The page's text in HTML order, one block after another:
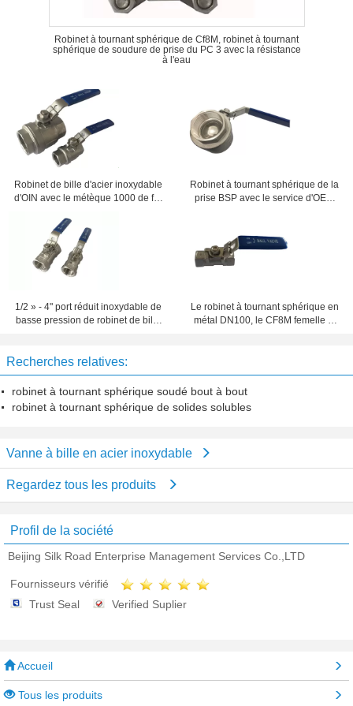
Robinet à tournant sphérique de Cf8M, robinet à tournant
sphérique de soudure de prise du PC 3 avec la résistance
à l'eau
Robinet de bille d'acier inoxydable
d'OIN avec le métèque 1000 de fin
Robinet à tournant sphérique de la
prise BSP avec le service d'OEM
1/2 » - 4" port réduit inoxydable de
basse pression de robinet de bille
Le robinet à tournant sphérique en
métal DN100, le CF8M femelle et
Recherches relatives:
robinet à tournant sphérique soudé bout à bout
robinet à tournant sphérique de solides solubles
Vanne à bille en acier inoxydable
Regardez tous les produits
Profil de la société
Beijing Silk Road Enterprise Management Services Co.,LTD
Fournisseurs vérifié
Trust Seal
Verified Suplier
Accueil
Tous les produits